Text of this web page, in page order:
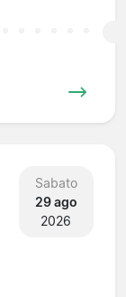
Sabato
29 ago
2026